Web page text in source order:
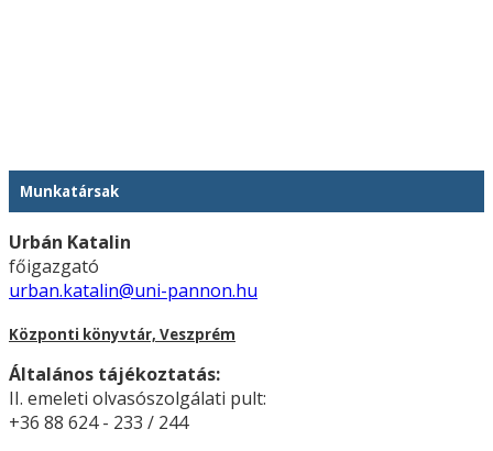
Munkatársak
Urbán Katalin
főigazgató
urban.katalin@uni-pannon.hu
Központi könyvtár, Veszprém
Általános tájékoztatás:
II. emeleti olvasószolgálati pult:
+36 88 624 - 233 / 244